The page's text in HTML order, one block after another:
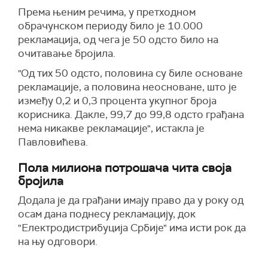
Према њеним речима, у претходном
обрачунском периоду било је 10.000
рекламација, од чега је 50 одсто било на
очитавање бројила.
"Од тих 50 одсто, половина су биле основане
рекламације, а половина неосноване, што је
између 0,2 и 0,3 процента укупног броја
корисника. Дакле, 99,7 до 99,8 одсто грађана
нема никакве рекламације", истакла је
Павловићева.
Пола милиона потрошача чита своја
бројила
Додала је да грађани имају право да у року од
осам дана поднесу рекламацију, док
"Електродистрибуција Србије" има исти рок да
на њу одговори.